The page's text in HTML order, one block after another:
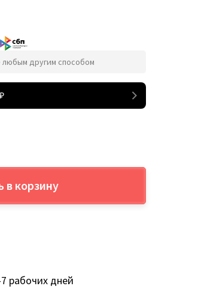
любым другим способом
в корзину
рабочих дней